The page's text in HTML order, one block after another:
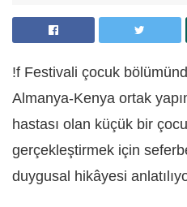
!f Festivali çocuk
Almanya-Kenya ortak
hastası olan küçük bir
gerçekleştirmek için
duygusal hikâyesi